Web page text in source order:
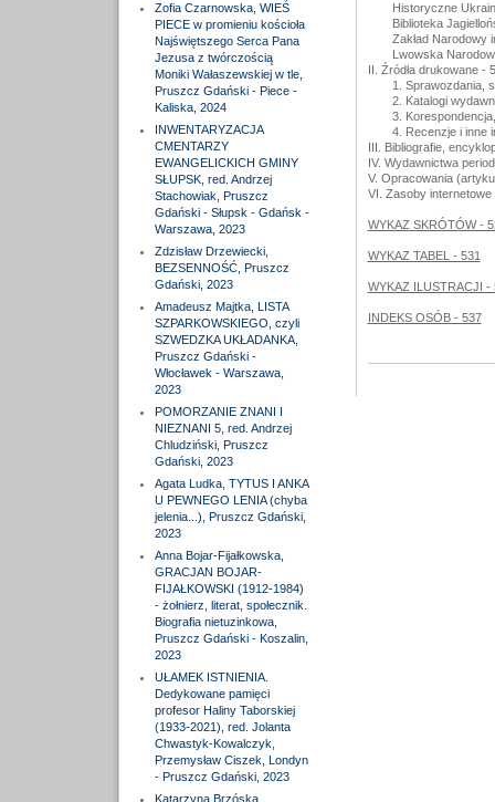
Zofia Czarnowska, WIEŚ
PIECE w promieniu kościoła
Najświętszego Serca Pana
Jezusa z twórczością
Moniki Wałaszewskiej w tle,
Pruszcz Gdański - Piece -
Kaliska, 2024
INWENTARYZACJA
CMENTARZY
EWANGELICKICH GMINY
SŁUPSK, red. Andrzej
Stachowiak, Pruszcz
Gdański - Słupsk - Gdańsk -
Warszawa, 2023
Zdzisław Drzewiecki,
BEZSENNOŚĆ, Pruszcz
Gdański, 2023
Amadeusz Majtka, LISTA
SZPARKOWSKIEGO, czyli
SZWEDZKA UKŁADANKA,
Pruszcz Gdański -
Włocławek - Warszawa,
2023
POMORZANIE ZNANI I
NIEZNANI 5, red. Andrzej
Chludziński, Pruszcz
Gdański, 2023
Agata Ludka, TYTUS I ANKA
U PEWNEGO LENIA (chyba
jelenia...), Pruszcz Gdański,
2023
Anna Bojar-Fijałkowska,
GRACJAN BOJAR-
FIJAŁKOWSKI (1912-1984)
- żołnierz, literat, społecznik.
Biografia nietuzinkowa,
Pruszcz Gdański - Koszalin,
2023
UŁAMEK ISTNIENIA.
Dedykowane pamięci
profesor Haliny Taborskiej
(1933-2021), red. Jolanta
Chwastyk-Kowalczyk,
Przemysław Ciszek, Londyn
- Pruszcz Gdański, 2023
Katarzyna Brzóska,
Historyczne
Biblioteka
Zakład Narodowy
Lwowska
II. Źródła drukowane -
1. Sprawozdania,
2. Katalogi
3.
4. Recenzje i inne
III. Bibliografie,
IV. Wydawnictwa
V. Opracowania
VI. Zasoby internetowe
WYKAZ SKRÓTÓW -
WYKAZ TABEL - 531
WYKAZ ILUSTRACJI -
INDEKS OSÓB - 537